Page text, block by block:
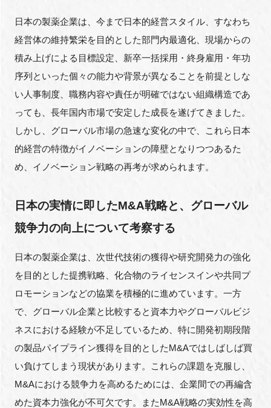
日本の製薬企業は、今まで日本的経営スタイル、すなわち
経営体の維持繁栄を目的とした部門内最適化、現場からの
積み上げによる目標設定、新卒一括採用・終身雇用・年功
序列といった個々の能力や背景が異なることを前提としな
い人事制度、職務内容や責任が明確ではない組織構造であ
っても、長年国内市場で安定した成長を遂げてきました。
しかし、グローバル市場の急速な変化の中で、これら日本
的経営の特徴がイノベーションの障壁となりつつあるた
め、イノベーション戦略の再考が求められます。
日本の実情に即したM&A戦略と、グローバル
競争力の向上について考察する
日本の製薬企業は、次世代技術の獲得や研究開発力の強化
を目的とした提携戦略、化合物のライセンスインや共同プ
ロモーションなどの協業を積極的に進めています。一方
で、グローバル企業と比較すると資本力やグローバルビジ
ネスにおける経験が不足しているため、特に開発初期段階
の製品パイプライン獲得を目的としたM&Aではしばしば買
い負けてしまう現状があります。これらの課題を克服し、
M&Aにおける競争力を高めるためには、企業間での再編含
めた資本力強化が不可欠です。またM&A戦略の実効性を高